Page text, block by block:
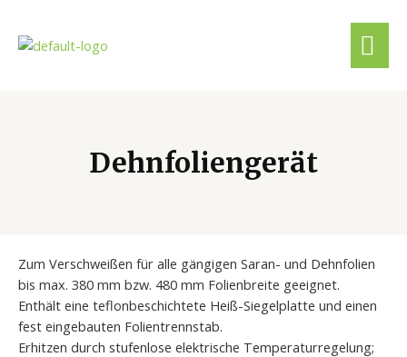
Dehnfoliengerät
Zum Verschweißen für alle gängigen Saran- und Dehnfolien
bis max. 380 mm bzw. 480 mm Folienbreite geeignet.
Enthält eine teflonbeschichtete Heiß-Siegelplatte und einen
fest eingebauten Folientrennstab.
Erhitzen durch stufenlose elektrische Temperaturregelung;